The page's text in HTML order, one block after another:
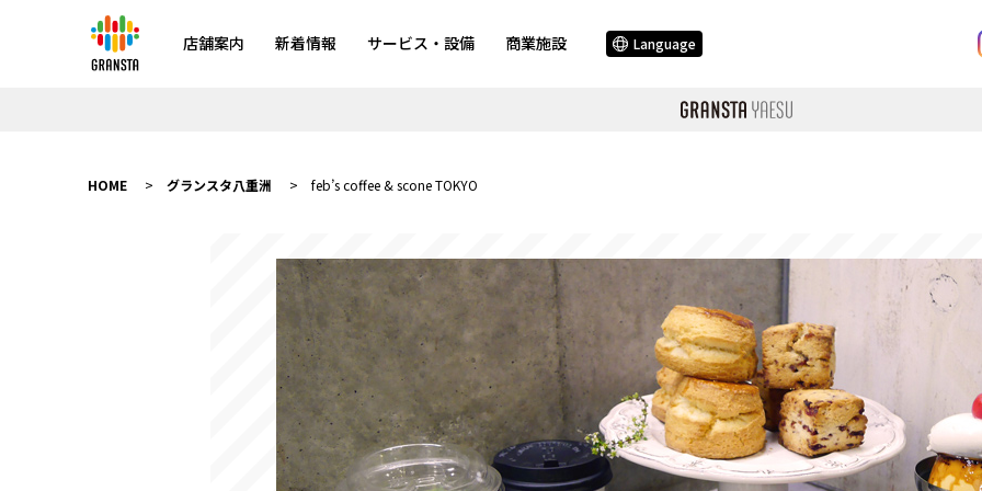
店舗案内 新着情報 サービス・設備 商業施設 Language
HOME グランスタ八重洲 feb’s coffee & scone TOKYO